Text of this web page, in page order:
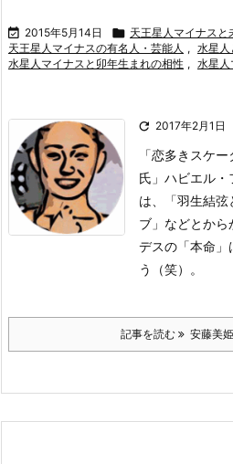
 2015年5月14日  天王星人マイナスと
天王星人マイナスの有名人・芸能人 , 水星人
水星人マイナスと卯年生まれの相性 , 水星人
 2017年2月1日
「恋多きスケ
氏」ハビエル・
は、「羽生結弦
ブ」などとか
デスの「本命」
う（笑）。
記事を読む 安藤美